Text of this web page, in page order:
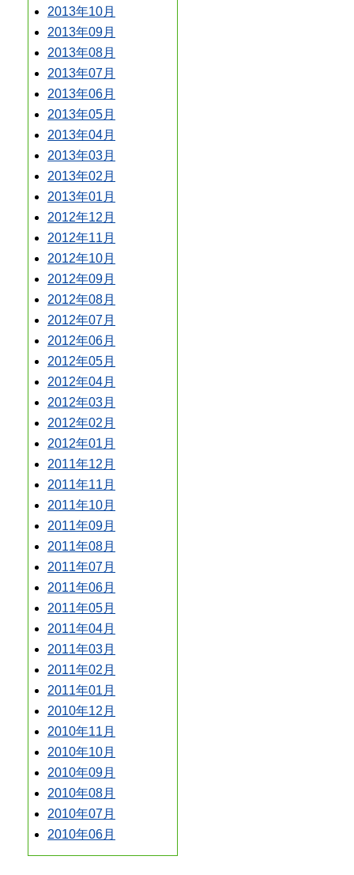
2013年10月
2013年09月
2013年08月
2013年07月
2013年06月
2013年05月
2013年04月
2013年03月
2013年02月
2013年01月
2012年12月
2012年11月
2012年10月
2012年09月
2012年08月
2012年07月
2012年06月
2012年05月
2012年04月
2012年03月
2012年02月
2012年01月
2011年12月
2011年11月
2011年10月
2011年09月
2011年08月
2011年07月
2011年06月
2011年05月
2011年04月
2011年03月
2011年02月
2011年01月
2010年12月
2010年11月
2010年10月
2010年09月
2010年08月
2010年07月
2010年06月